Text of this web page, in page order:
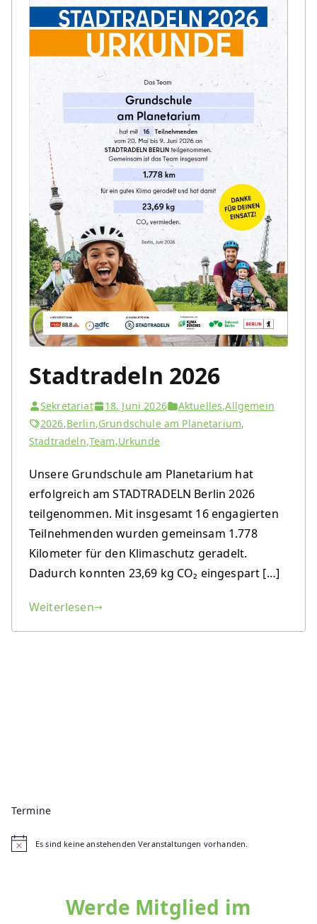
Stadtradeln 2026
Sekretariat 18. Juni 2026 Aktuelles,Allgemein
2026,Berlin,Grundschule am Planetarium,
Stadtradeln,Team,Urkunde
Unsere Grundschule am Planetarium hat
erfolgreich am STADTRADELN Berlin 2026
teilgenommen. Mit insgesamt 16 engagierten
Teilnehmenden wurden gemeinsam 1.778
Kilometer für den Klimaschutz geradelt.
Dadurch konnten 23,69 kg CO₂ eingespart […]
Weiterlesen
Termine
H
Es sind keine anstehenden Veranstaltungen vorhanden.
Werde Mitglied im